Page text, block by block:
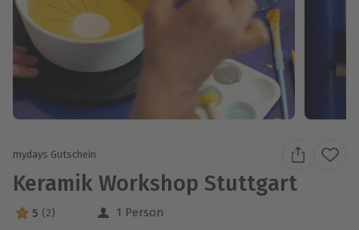
mydays Gutschein
Keramik Workshop Stuttgart
5 Sterne von 5 aus 2 Bewertungen
5 (2) 1 Person